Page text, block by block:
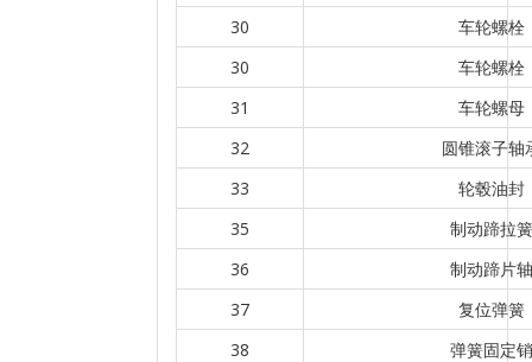
30
车轮螺栓
30
车轮螺栓
31
车轮螺母
32
圆锥滚子轴
33
轮毂油封
35
制动蹄拉簧
36
制动蹄片轴
37
复位弹簧
38
弹簧固定销